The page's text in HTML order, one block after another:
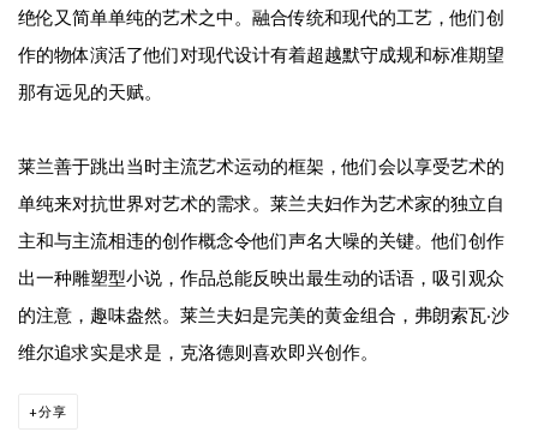
绝伦又简单单纯的艺术之中。融合传统和现代的工艺，他们创
作的物体演活了他们对现代设计有着超越默守成规和标准期望
那有远见的天赋。
莱兰善于跳出当时主流艺术运动的框架，他们会以享受艺术的
单纯来对抗世界对艺术的需求。莱兰夫妇作为艺术家的独立自
主和与主流相违的创作概念令他们声名大噪的关键。他们创作
出一种雕塑型小说，作品总能反映出最生动的话语，吸引观众
的注意，趣味盎然。莱兰夫妇是完美的黄金组合，弗朗索瓦‧沙
维尔追求实是求是，克洛德则喜欢即兴创作。
分享